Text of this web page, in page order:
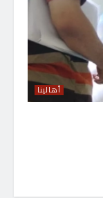
أهالينا